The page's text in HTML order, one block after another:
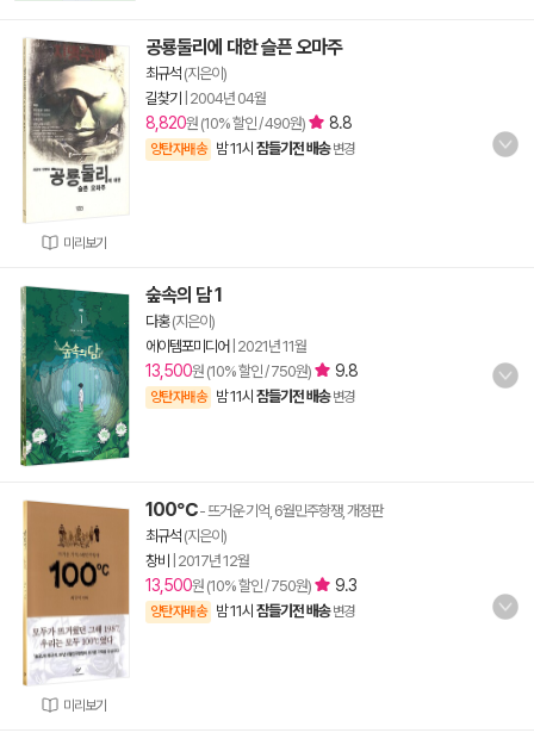
미리보기
공룡둘리에 대한 슬픈 오마주
최규석 (지은이)
길찾기
2004년 04월
8,820원 (10% 할인 / 490원) 8.8
양탄자배송 밤 11시 잠들기전 배송 변경
숲속의 담 1
다홍(지은이)
에이템포미디어 2021년 11월
13,500원 (10% 할인 / 750원) 9.8
양탄자배송 밤 11시 잠들기전 배송 변경
미리보기
100℃- 뜨거운 기억, 6월민주항쟁, 개정판
최규석 (지은이)
창비
2017년 12월
13,500원 (10% 할인 / 750원) 9.3
양탄자배송 밤 11시 잠들기전 배송 변경